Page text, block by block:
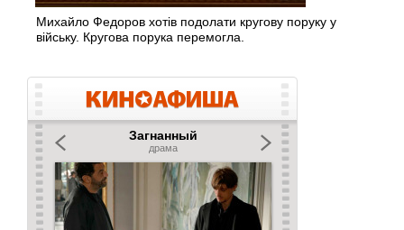
Михайло Федоров хотів подолати кругову поруку у
війську. Кругова порука перемогла.